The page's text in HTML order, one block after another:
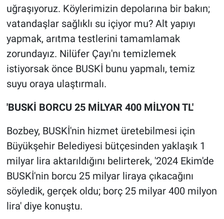
uğraşıyoruz. Köylerimizin depolarına bir bakın;
vatandaşlar sağlıklı su içiyor mu? Alt yapıyı
yapmak, arıtma testlerini tamamlamak
zorundayız. Nilüfer Çayı'nı temizlemek
istiyorsak önce BUSKİ bunu yapmalı, temiz
suyu oraya ulaştırmalı.
'BUSKİ BORCU 25 MİLYAR 400 MİLYON TL'
Bozbey, BUSKİ'nin hizmet üretebilmesi için
Büyükşehir Belediyesi bütçesinden yaklaşık 1
milyar lira aktarıldığını belirterek, '2024 Ekim'de
BUSKİ'nin borcu 25 milyar liraya çıkacağını
söyledik, gerçek oldu; borç 25 milyar 400 milyon
lira' diye konuştu.